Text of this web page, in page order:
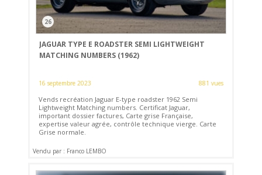
26
JAGUAR TYPE E ROADSTER SEMI LIGHTWEIGHT
MATCHING NUMBERS (1962)
16 septembre 2023 881 vues
Vends recréation Jaguar E-type roadster 1962 Semi
Lightweight Matching numbers. Certificat Jaguar,
important dossier factures, Carte grise Française,
expertise valeur agrée, contrôle technique vierge. Carte
Grise normale.
Vendu par : Franco LEMBO